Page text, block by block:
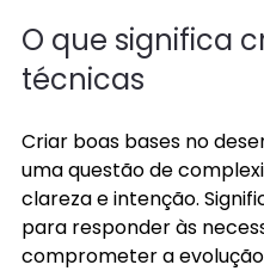
O que significa
técnicas
Criar boas bases no
uma questão de
clareza e intenção.
para responder às
comprometer a